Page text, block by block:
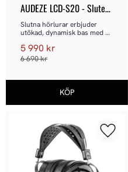
AUDEZE LCD-S20 - Sluten
hörlur
Slutna hörlurar erbjuder
utökad, dynamisk bas med
som förblir ren även vid hög
volym.
5 990 kr
6 690kr